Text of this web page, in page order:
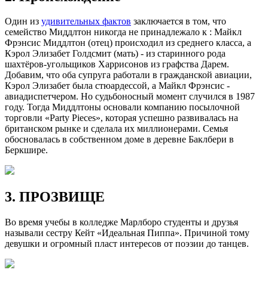
Один из удивительных фактов заключается в том, что
семейство Миддлтон никогда не принадлежало к : Майкл
Фрэнсис Миддлтон (отец) происходил из среднего класса, а
Кэрол Элизабет Голдсмит (мать) - из старинного рода
шахтёров-угольщиков Харрисонов из графства Дарем.
Добавим, что оба супруга работали в гражданской авиации,
Кэрол Элизабет была стюардессой, а Майкл Фрэнсис -
авиадиспетчером. Но судьбоносный момент случился в 1987
году. Тогда Миддлтоны основали компанию посылочной
торговли «Party Pieces», которая успешно развивалась на
британском рынке и сделала их миллионерами. Семья
обосновалась в собственном доме в деревне Баклбери в
Беркшире.
3. ПРОЗВИЩЕ
Во время учебы в колледже Марлборо студенты и друзья
называли сестру Кейт «Идеальная Пиппа». Причиной тому
девушки и огромный пласт интересов от поэзии до танцев.